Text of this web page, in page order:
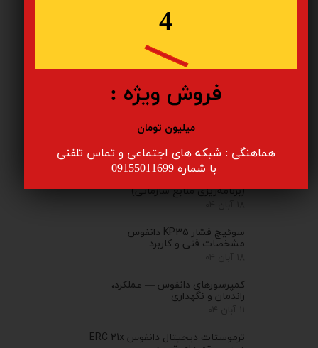
مدیریت انرژی و افزایش بهره‌وری با
تجهیزات سیستم‌های سرمایشی
دانفوس — راهنمای کاربردی برای مراکز
تجاری بزرگ
سوئیچ فشار KP1 دانفوس
ارتباطات مابین سیستم‌های PLM
(برنامه‌ریزی منابع سازمانی)
سوئیچ فشار KP35 دانفوس
مشخصات فنی و کاربرد
کمپرسورهای دانفوس — عملکرد،
راندمان و نگهداری
ترموستات دیجیتال دانفوس ERC 21x
هماهنگی : شبکه های اجتماعی و تماس تلفنی
​​​​​​​ با شماره 09155011699
4
فروش ویژه :
میلیون تومان